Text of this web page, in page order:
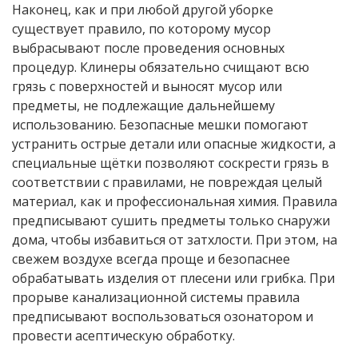
Наконец, как и при любой другой уборке
существует правило, по которому мусор
выбрасывают после проведения основных
процедур. Клинеры обязательно счищают всю
грязь с поверхностей и выносят мусор или
предметы, не подлежащие дальнейшему
использованию. Безопасные мешки помогают
устранить острые детали или опасные жидкости, а
специальные щётки позволяют соскрести грязь в
соответствии с правилами, не повреждая целый
материал, как и профессиональная химия. Правила
предписывают сушить предметы только снаружи
дома, чтобы избавиться от затхлости. При этом, на
свежем воздухе всегда проще и безопаснее
обрабатывать изделия от плесени или грибка. При
прорыве канализационной системы правила
предписывают воспользоваться озонатором и
провести асептическую обработку.